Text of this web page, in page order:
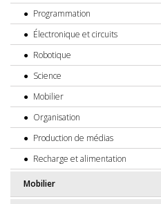
Programmation
Électronique et circuits
Robotique
Science
Mobilier
Organisation
Production de médias
Recharge et alimentation
Mobilier